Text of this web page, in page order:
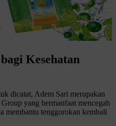
Kesehatan
dicatat, Adem Sari merupakan
yang bermanfaat mencegah
membantu tenggorokan kembali